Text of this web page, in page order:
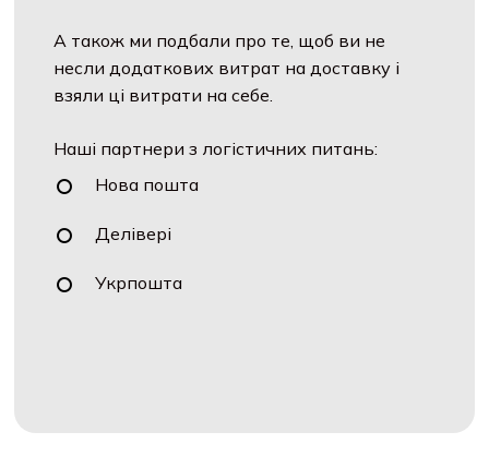
А також ми подбали про те, щоб ви не
несли додаткових витрат на доставку і
взяли ці витрати на себе.
Наші партнери з логістичних питань:
Нова пошта
Делівері
Укрпошта